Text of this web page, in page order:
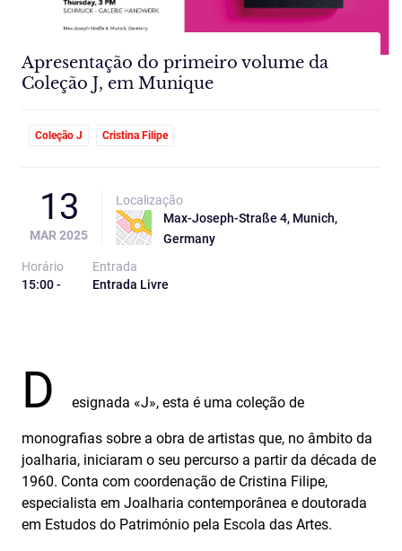
Apresentação do primeiro volume da
Coleção J, em Munique
Coleção J Cristina Filipe
13
MAR 2025
Localização
Max-Joseph-Straße 4, Munich,
Germany
Horário
15:00 -
Entrada
Entrada Livre
D esignada «J», esta é uma coleção de
monografias sobre a obra de artistas que, no âmbito da
joalharia, iniciaram o seu percurso a partir da década de
1960. Conta com coordenação de Cristina Filipe,
especialista em Joalharia contemporânea e doutorada
em Estudos do Património pela Escola das Artes.